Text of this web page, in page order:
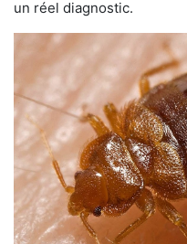
un réel diagnostic.